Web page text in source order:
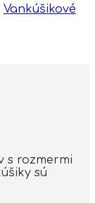
Vankúšikové
s rozmermi
sú